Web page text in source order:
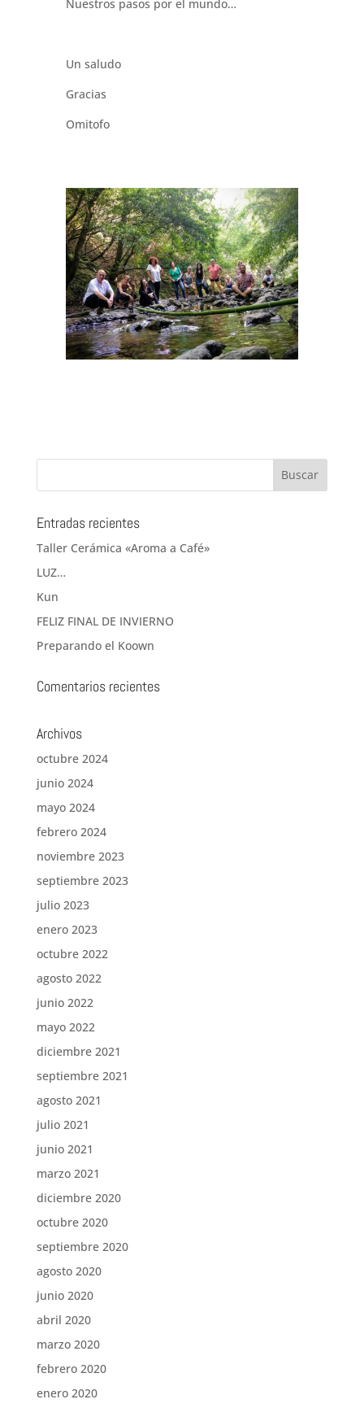
Nuestros pasos por el mundo…
Un saludo
Gracias
Omitofo
Entradas recientes
Taller Cerámica «Aroma a Café»
LUZ…
Kun
FELIZ FINAL DE INVIERNO
Preparando el Koown
Comentarios recientes
Archivos
octubre 2024
junio 2024
mayo 2024
febrero 2024
noviembre 2023
septiembre 2023
julio 2023
enero 2023
octubre 2022
agosto 2022
junio 2022
mayo 2022
diciembre 2021
septiembre 2021
agosto 2021
julio 2021
junio 2021
marzo 2021
diciembre 2020
octubre 2020
septiembre 2020
agosto 2020
junio 2020
abril 2020
marzo 2020
febrero 2020
enero 2020